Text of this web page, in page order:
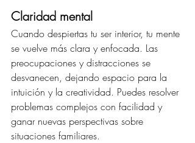
Claridad mental
Cuando despiertas tu ser interior, tu mente
se vuelve más clara y enfocada. Las
preocupaciones y distracciones se
desvanecen, dejando espacio para la
intuición y la creatividad. Puedes resolver
problemas complejos con facilidad y
ganar nuevas perspectivas sobre
situaciones familiares.